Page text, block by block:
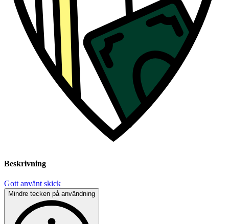
Beskrivning
Gott använt skick
Mindre tecken på användning